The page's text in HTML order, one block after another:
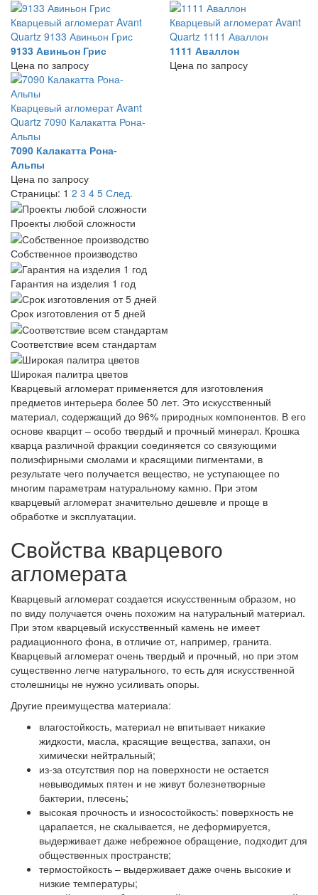
Кварцевый агломерат Avant
Quartz 9133 Авиньон Грис
9133 Авиньон Грис
Цена по запросу
Кварцевый агломерат Avant
Quartz 1111 Аваллон
1111 Аваллон
Цена по запросу
Кварцевый агломерат Avant
Quartz 7090 Калакатта Рона-
Альпы
7090 Калакатта Рона-
Альпы
Цена по запросу
Страницы: 1 2 3 4 5 След.
Проекты любой сложности
Собственное производство
Гарантия на изделия 1 год
Срок изготовления от 5 дней
Соответствие всем стандартам
Широкая палитра цветов
Кварцевый агломерат применяется для изготовления
предметов интерьера более 50 лет. Это искусственный
материал, содержащий до 96% природных компонентов. В его
основе кварцит – особо твердый и прочный минерал. Крошка
кварца различной фракции соединяется со связующими
полиэфирными смолами и красящими пигментами, в
результате чего получается вещество, не уступающее по
многим параметрам натуральному камню. При этом
кварцевый агломерат значительно дешевле и проще в
обработке и эксплуатации.
Свойства кварцевого
агломерата
Кварцевый агломерат создается искусственным образом, но
по виду получается очень похожим на натуральный материал.
При этом кварцевый искусственный камень не имеет
радиационного фона, в отличие от, например, гранита.
Кварцевый агломерат очень твердый и прочный, но при этом
существенно легче натурального, то есть для искусственной
столешницы не нужно усиливать опоры.
Другие преимущества материала:
влагостойкость, материал не впитывает никакие
жидкости, масла, красящие вещества, запахи, он
химически нейтральный;
из-за отсутствия пор на поверхности не остается
невыводимых пятен и не живут болезнетворные
бактерии, плесень;
высокая прочность и износостойкость: поверхность не
царапается, не скалывается, не деформируется,
выдерживает даже небрежное обращение, подходит для
общественных пространств;
термостойкость – выдерживает даже очень высокие и
низкие температуры;